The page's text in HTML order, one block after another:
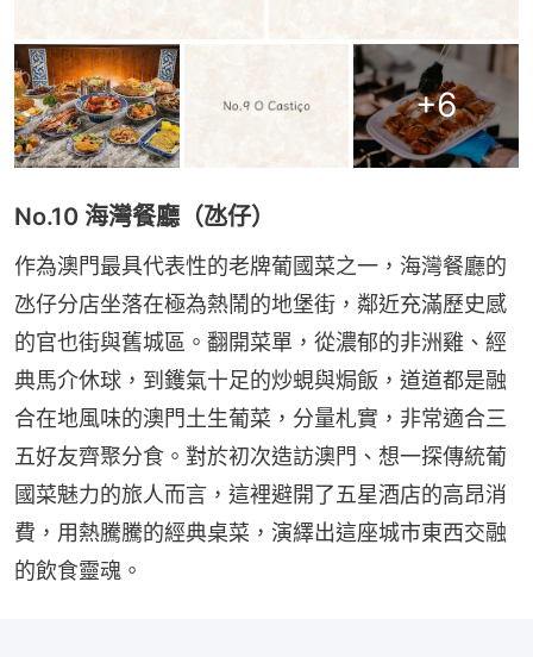
+6
No.10 海灣餐廳（氹仔）
作為澳門最具代表性的老牌葡國菜之一，海灣餐廳的
氹仔分店坐落在極為熱鬧的地堡街，鄰近充滿歷史感
的官也街與舊城區。翻開菜單，從濃郁的非洲雞、經
典馬介休球，到鑊氣十足的炒蜆與焗飯，道道都是融
合在地風味的澳門土生葡菜，分量札實，非常適合三
五好友齊聚分食。對於初次造訪澳門、想一探傳統葡
國菜魅力的旅人而言，這裡避開了五星酒店的高昂消
費，用熱騰騰的經典桌菜，演繹出這座城市東西交融
的飲食靈魂。